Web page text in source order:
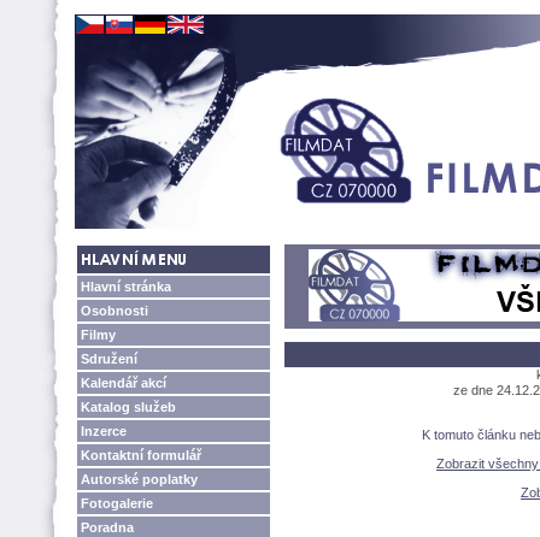
Hlavní stránka
Osobnosti
Filmy
Sdružení
Kalendář akcí
Katalog služeb
Inzerce
Kontaktní formulář
Autorské poplatky
Fotogalerie
Poradna
ze dne
K tomuto článku
Zobrazit